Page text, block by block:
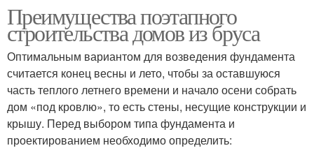
Преимущества поэтапного
строительства домов из бруса
Оптимальным вариантом для возведения фундамента
считается конец весны и лето, чтобы за оставшуюся
часть теплого летнего времени и начало осени собрать
дом «под кровлю», то есть стены, несущие конструкции и
крышу. Перед выбором типа фундамента и
проектированием необходимо определить: